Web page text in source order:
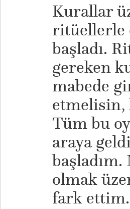
Kurallar
ritüellerle
başladı.
gereken
mabede
etmelisin,
Tüm bu
araya
olmak
fark ettim.